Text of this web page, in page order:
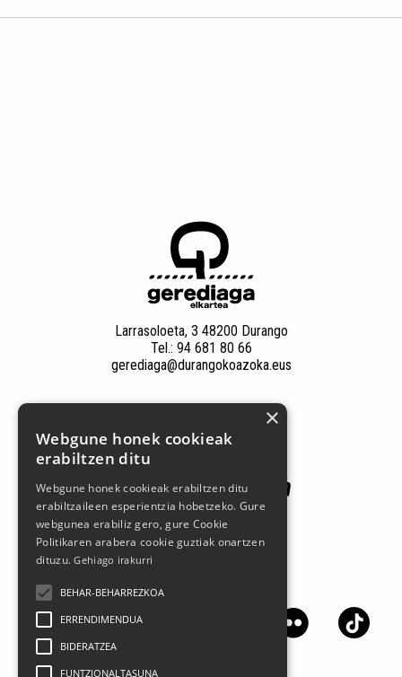
Larrasoloeta, 3 48200 Durango
Tel.: 94 681 80 66
gerediaga@durangokoazoka.eus
×
Webgune honek cookieak
erabiltzen ditu
Webgune honek cookieak erabiltzen ditu
erabiltzaileen esperientzia hobetzeko. Gure
webgunea erabiliz gero, gure Cookie
Politikaren arabera cookie guztiak onartzen
dituzu.Gehiago irakurri
BEHAR-BEHARREZKOA
ERRENDIMENDUA
BIDERATZEA
FUNTZIONALTASUNA